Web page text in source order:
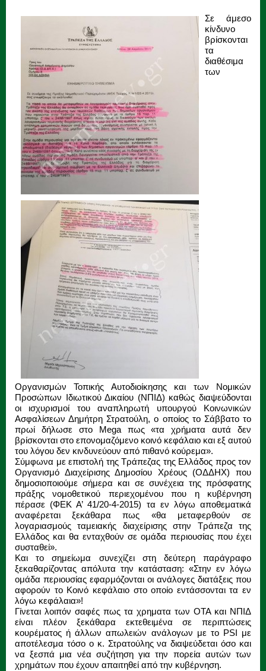
Σε άμεσο
κίνδυνο
βρίσκονται
τα
διαθέσιμα
των
Οργανισμών Τοπικής Αυτοδιοίκησης και των Νομικών
Προσώπων Ιδιωτικού Δικαίου (ΝΠΙΔ) καθώς διαψεύδονται
οι ισχυρισμοί του αναπληρωτή υπουργού Κοινωνικών
Ασφαλίσεων Δημήτρη Στρατούλη, ο οποίος το Σάββατο το
πρωί δήλωσε στο Mega πως «τα χρήματα αυτά δεν
βρίσκονται στο επονομαζόμενο κοινό κεφάλαιο και εξ αυτού
του λόγου δεν κινδυνεύουν από πιθανό κούρεμα».
Σύμφωνα με επιστολή της Τράπεζας της Ελλάδος προς τον
Οργανισμό Διαχείρισης Δημοσίου Χρέους (ΟΔΔΗΧ) που
δημοσιοποιούμε σήμερα και σε συνέχεια της πρόσφατης
πράξης νομοθετικού περιεχομένου που η κυβέρνηση
πέρασε (ΦΕΚ Α’ 41/20-4-2015) τα εν λόγω αποθεματικά
αναφέρεται ξεκάθαρα πως «θα μεταφερθούν σε
λογαριασμούς ταμειακής διαχείρισης στην Τράπεζα της
Ελλάδος και θα ενταχθούν σε ομάδα περιουσίας που έχει
συσταθεί».
Και το σημείωμα συνεχίζει στη δεύτερη παράγραφο
ξεκαθαρίζοντας απόλυτα την κατάσταση: «Στην εν λόγω
ομάδα περιουσίας εφαρμόζονται οι ανάλογες διατάξεις που
αφορούν το Κοινό κεφάλαιο στο οποίο εντάσσονται τα εν
λόγω κεφάλαια»!
Γίνεται λοιπόν σαφές πως τα χρηματα των ΟΤΑ και ΝΠΙΔ
είναι πλέον ξεκάθαρα εκτεθειμένα σε περιπτώσεις
κουρέματος ή άλλων απωλειών ανάλογων με το PSI με
αποτέλεσμα τόσο ο κ. Στρατούλης να διαψεύδεται όσο και
να ξεσπά μια νέα συζήτηση για την πορεία αυτών των
χρημάτων που έχουν απαιτηθεί από την κυβέρνηση.